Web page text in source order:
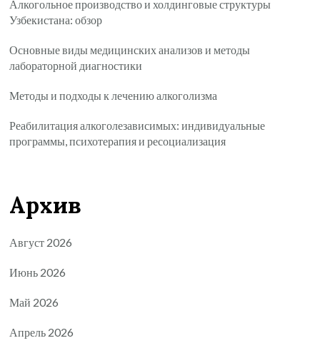
Алкогольное производство и холдинговые структуры
Узбекистана: обзор
Основные виды медицинских анализов и методы
лабораторной диагностики
Методы и подходы к лечению алкоголизма
Реабилитация алкоголезависимых: индивидуальные
программы, психотерапия и ресоциализация
Архив
Август 2026
Июнь 2026
Май 2026
Апрель 2026